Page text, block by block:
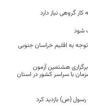
گروهی نیاز دارد
شود
به اقلیم خراسان جنوبی
هشتمین آزمون
حضور بیش از 3 هزار و 300 نفر همزمان با سراسر کشور در استان
(ص) بازدید کرد